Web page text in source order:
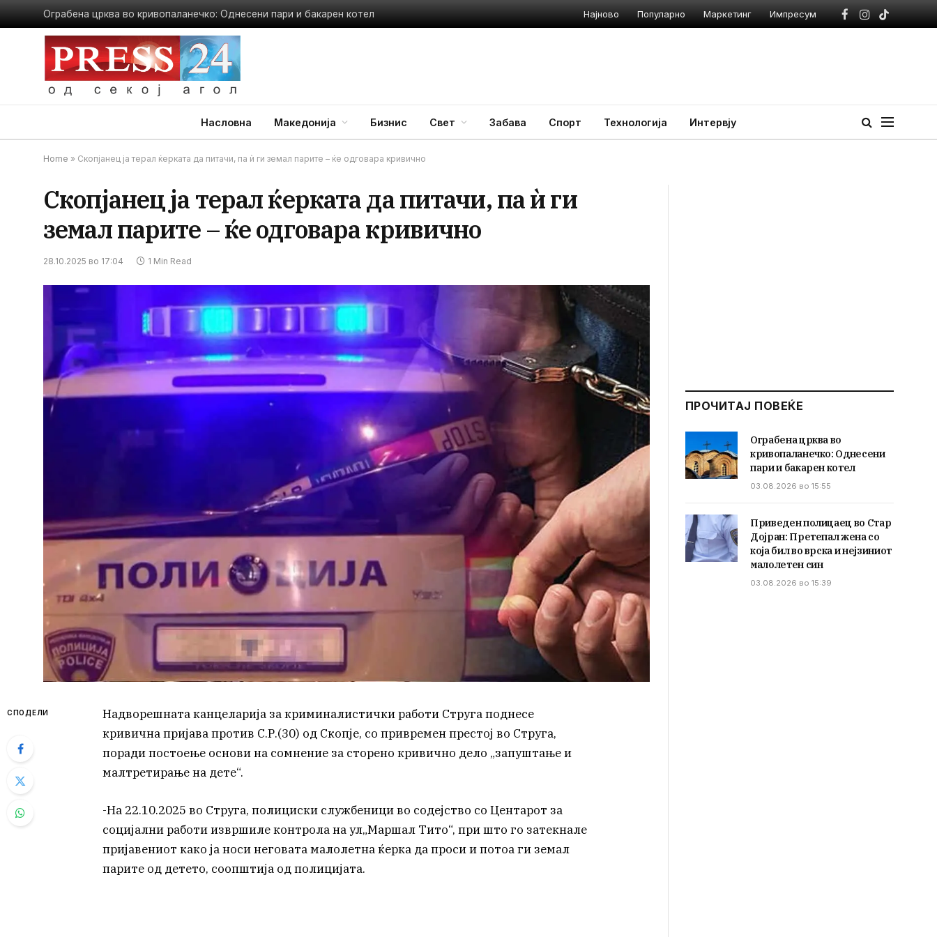
Ограбена црква во кривопаланечко: Однесени пари и бакарен котел Најново Популарно Маркетинг Импресум
Facebook
Instagram
TikTok
Насловна Македонија Бизнис Свет Забава Спорт Технологија Интервју
Home » Скопјанец ја терал ќерката да питачи, па ѝ ги земал парите – ќе одговара кривично
Скопјанец ја терал ќерката да питачи, па ѝ ги
земал парите – ќе одговара кривично
28.10.2025 во 17:04 1 Min Read
СПОДЕЛИ
Надворешната канцеларија за криминалистички работи Струга поднесе
кривична пријава против С.Р.(30) од Скопје, со привремен престој во Струга,
поради постоење основи на сомнение за сторено кривично дело „запуштање и
малтретирање на дете“.
-На 22.10.2025 во Струга, полициски службеници во содејство со Центарот за
социјални работи извршиле контрола на ул„Маршал Тито“, при што го затекнале
пријавениот како ја носи неговата малолетна ќерка да проси и потоа ги земал
парите од детето, соопштија од полицијата.
ПРОЧИТАЈ ПОВЕЌЕ
Ограбена црква во
кривопаланечко: Однесени
пари и бакарен котел
03.08.2026 во 15:55
Приведен полицаец во Стар
Дојран: Претепал жена со
која бил во врска и нејзиниот
малолетен син
03.08.2026 во 15:39